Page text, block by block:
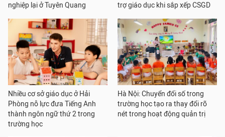
nghiệp lại ở Tuyên Quang
trợ giáo dục khi sắp xếp CSGD
Nhiều cơ sở giáo dục ở Hải
Phòng nỗ lực đưa Tiếng Anh
thành ngôn ngữ thứ 2 trong
trường học
Hà Nội: Chuyển đổi số trong
trường học tạo ra thay đổi rõ
nét trong hoạt động quản trị